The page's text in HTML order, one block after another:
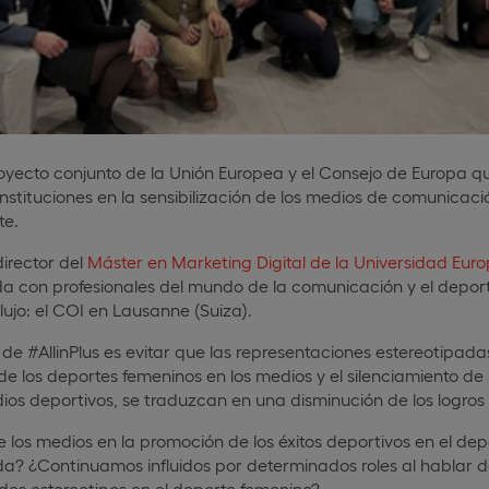
conjunto de la Unión Europea y el Consejo de Europa
en la sensibilización de los medios de
del Máster en Marketing Digital de la Universidad
con profesionales del mundo de la comunicación y el
el COI en Lausanne (Suiza).
#AllinPlus es evitar que las representaciones
los deportes femeninos en los medios y el silenciamiento
deportivos, se traduzcan en una disminución de los
los medios en la promoción de los éxitos deportivos en el
¿Continuamos influidos por determinados roles al hablar